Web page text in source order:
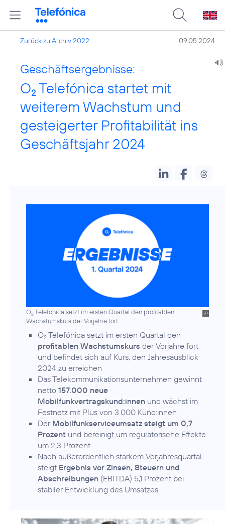
Zurück zu Archiv 2022 09.05.2024
Geschäftsergebnisse:
O2 Telefónica startet mit
weiterem Wachstum und
gesteigerter Profitabilität ins
Geschäftsjahr 2024
O2Telefónica setzt im ersten Quartal den profitablen
Wachstumskurs der Vorjahre fort
O2 Telefónica setzt im ersten Quartal den
profitablen Wachstumskurs der Vorjahre fort
und befindet sich auf Kurs, den Jahresausblick
2024 zu erreichen
Das Telekommunikationsunternehmen gewinnt
netto 157.000 neue
Mobilfunkvertragskund:innen und wächst im
Festnetz mit Plus von 3.000 Kund:innen
Der Mobilfunkserviceumsatz steigt um 0,7
Prozent und bereinigt um regulatorische Effekte
um 2,3 Prozent
Nach außerordentlich starkem Vorjahresquartal
steigt Ergebnis vor Zinsen, Steuern und
Abschreibungen (EBITDA) 5,1 Prozent bei
stabiler Entwicklung des Umsatzes